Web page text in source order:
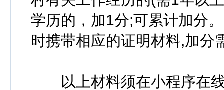
学历的，加1分;可累计加分
时携带相应的证明材料,加分
以上材料须在小程序在线